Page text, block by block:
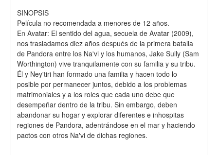
SINOPSIS
Película no recomendada a menores de 12 años.
En Avatar: El sentido del agua, secuela de Avatar (2009),
nos trasladamos diez años después de la primera batalla
de Pandora entre los Na'vi y los humanos, Jake Sully (Sam
Worthington) vive tranquilamente con su familia y su tribu.
Él y Ney'tiri han formado una familia y hacen todo lo
posible por permanecer juntos, debido a los problemas
matrimoniales y a los roles que cada uno debe que
desempeñar dentro de la tribu. Sin embargo, deben
abandonar su hogar y explorar diferentes e inhospitas
regiones de Pandora, adentrándose en el mar y haciendo
pactos con otros Na'vi de dichas regiones.